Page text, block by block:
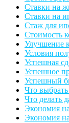
Ставки на
Ставки на
Стаж для
Стоимость
Улучшение
Условия
Успешная
Успешное
Успешный
Что
Что делать
Экономия
Экономия